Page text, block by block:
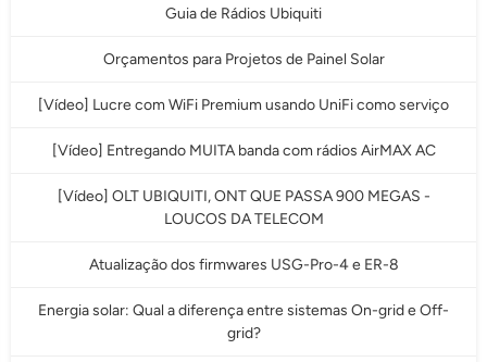
Guia de Rádios Ubiquiti
Orçamentos para Projetos de Painel Solar
[Vídeo] Lucre com WiFi Premium usando UniFi como serviço
[Vídeo] Entregando MUITA banda com rádios AirMAX AC
[Vídeo] OLT UBIQUITI, ONT QUE PASSA 900 MEGAS -
LOUCOS DA TELECOM
Atualização dos firmwares USG-Pro-4 e ER-8
Energia solar: Qual a diferença entre sistemas On-grid e Off-
grid?